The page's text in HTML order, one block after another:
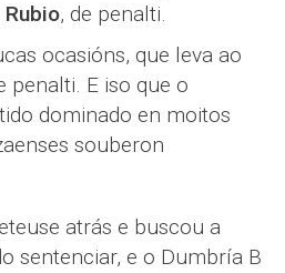
Rubio, de penalti.
ocasións, que leva ao
penalti. E iso que o
dominado en moitos
souberon
atrás e buscou a
sentenciar, e o Dumbría B